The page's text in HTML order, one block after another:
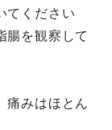
てください
腸を観察して
みはほとん